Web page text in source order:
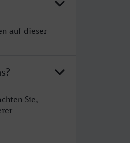
auf dieser
Sie,